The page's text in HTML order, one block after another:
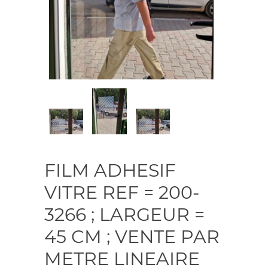
FILM ADHESIF
VITRE REF = 200-
3266 ; LARGEUR =
45 CM ; VENTE PAR
METRE LINEAIRE